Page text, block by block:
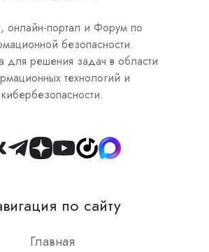
онлайн-портал и Форум по
безопасности.
для решения задач в области
технологий и
кибербезопасности.
Join
Slack
по сайту
Главная